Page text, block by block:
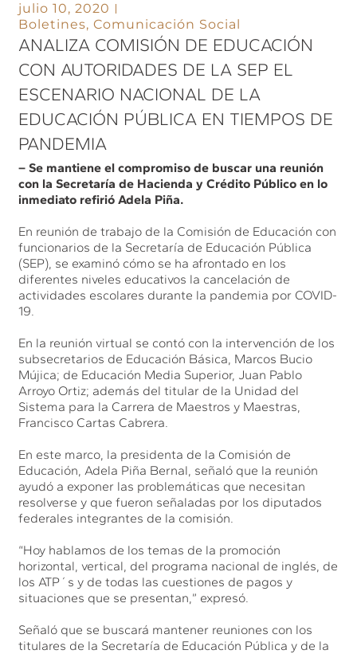
julio 10, 2020
Boletines,Comunicación Social
ANALIZA COMISIÓN DE EDUCACIÓN
CON AUTORIDADES DE LA SEP EL
ESCENARIO NACIONAL DE LA
EDUCACIÓN PÚBLICA EN TIEMPOS DE
PANDEMIA
– Se mantiene el compromiso de buscar una reunión
con la Secretaría de Hacienda y Crédito Público en lo
inmediato refirió Adela Piña.
En reunión de trabajo de la Comisión de Educación con
funcionarios de la Secretaría de Educación Pública
(SEP), se examinó cómo se ha afrontado en los
diferentes niveles educativos la cancelación de
actividades escolares durante la pandemia por COVID-
19.
En la reunión virtual se contó con la intervención de los
subsecretarios de Educación Básica, Marcos Bucio
Mújica; de Educación Media Superior, Juan Pablo
Arroyo Ortiz; además del titular de la Unidad del
Sistema para la Carrera de Maestros y Maestras,
Francisco Cartas Cabrera.
En este marco, la presidenta de la Comisión de
Educación, Adela Piña Bernal, señaló que la reunión
ayudó a exponer las problemáticas que necesitan
resolverse y que fueron señaladas por los diputados
federales integrantes de la comisión.
“Hoy hablamos de los temas de la promoción
horizontal, vertical, del programa nacional de inglés, de
los ATP´s y de todas las cuestiones de pagos y
situaciones que se presentan,” expresó.
Señaló que se buscará mantener reuniones con los
titulares de la Secretaría de Educación Pública y de la